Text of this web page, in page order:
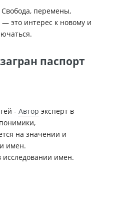
Свобода, перемены,
это интерес к новому и
паспорт
- Автор эксперт в
на значении и
имен.
исследовании имен.